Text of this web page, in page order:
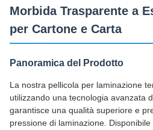
Morbida Trasparente a
per Cartone e Carta
Panoramica del Prodotto
La nostra pellicola per laminazione
utilizzando una tecnologia avanzata
garantisce una qualità superiore e
pressione di laminazione.